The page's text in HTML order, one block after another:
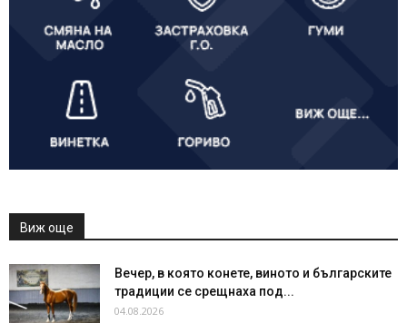
Виж още
Вечер, в която конете, виното и българските
традиции се срещнаха под...
04.08.2026